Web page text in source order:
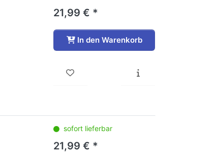
21,99 € *
In den Warenkorb
sofort lieferbar
21,99 € *